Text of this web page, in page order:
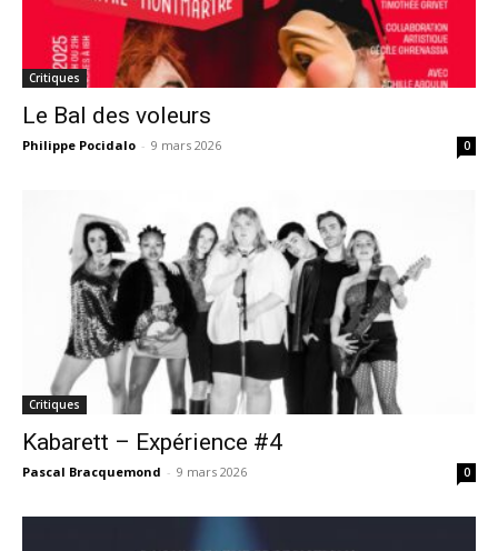
Critiques
Le Bal des voleurs
Philippe Pocidalo - 9 mars 2026 0
Critiques
Kabarett – Expérience #4
Pascal Bracquemond - 9 mars 2026 0